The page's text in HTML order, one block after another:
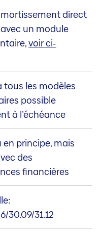
direct
un module
voir ci-
tous les modèles
possible
à l’échéance
en principe, mais
des
financières
30.09/31.12